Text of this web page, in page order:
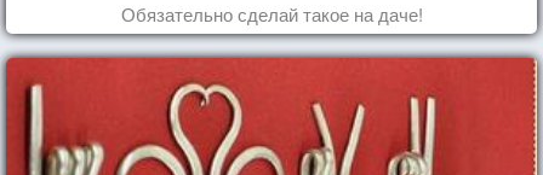
Обязательно сделай такое на даче!